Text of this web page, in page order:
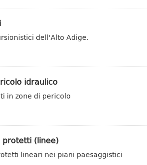
dell'Alto Adige.
idraulico
in zone di pericolo
protetti (linee)
lineari nei piani paesaggistici